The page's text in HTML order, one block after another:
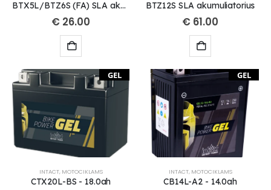
BTX5L/BTZ6S (FA) SLA akumuliatorius
€ 26.00
BTZ12S SLA akumuliatorius
€ 61.00
GEL
INTACT, MOTOCIKLAMS
CTX20L-BS - 18.0ah
GEL
INTACT, MOTOCIKLAMS
CB14L-A2 - 14.0ah